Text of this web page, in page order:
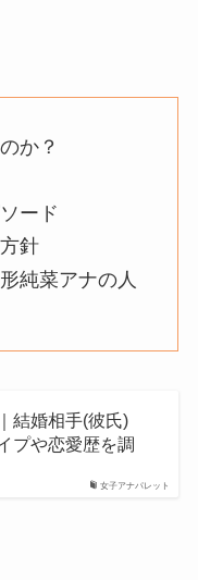
か？
ード
針
純菜アナの人
女子アナパレット
結婚相手(彼氏)
プや恋愛歴を調